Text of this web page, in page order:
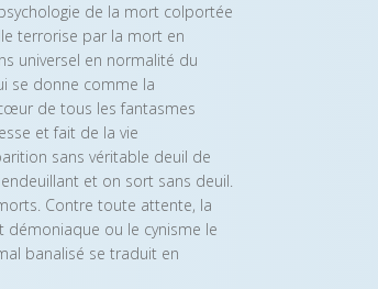
de la mort colportée
terrorise par la mort en
universel en normalité du
se donne comme la
de tous les fantasmes
et fait de la vie
sans véritable deuil de
et on sort sans deuil.
Contre toute attente, la
démoniaque ou le cynisme le
banalisé se traduit en